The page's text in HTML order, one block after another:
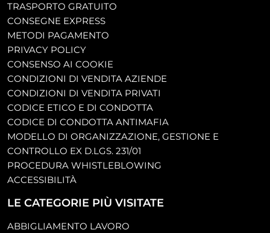
TRASPORTO GRATUITO
CONSEGNE EXPRESS
METODI PAGAMENTO
PRIVACY POLICY
CONSENSO AI COOKIE
CONDIZIONI DI VENDITA AZIENDE
CONDIZIONI DI VENDITA PRIVATI
CODICE ETICO E DI CONDOTTA
CODICE DI CONDOTTA ANTIMAFIA
MODELLO DI ORGANIZZAZIONE, GESTIONE E
CONTROLLO EX D.LGS. 231/01
PROCEDURA WHISTLEBLOWING
ACCESSIBILITÀ
LE CATEGORIE PIÙ VISITATE
ABBIGLIAMENTO LAVORO